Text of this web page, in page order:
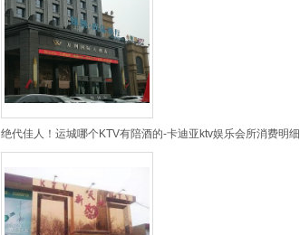
绝代佳人！运城哪个KTV有陪酒的-卡迪亚ktv娱乐会所消费明细